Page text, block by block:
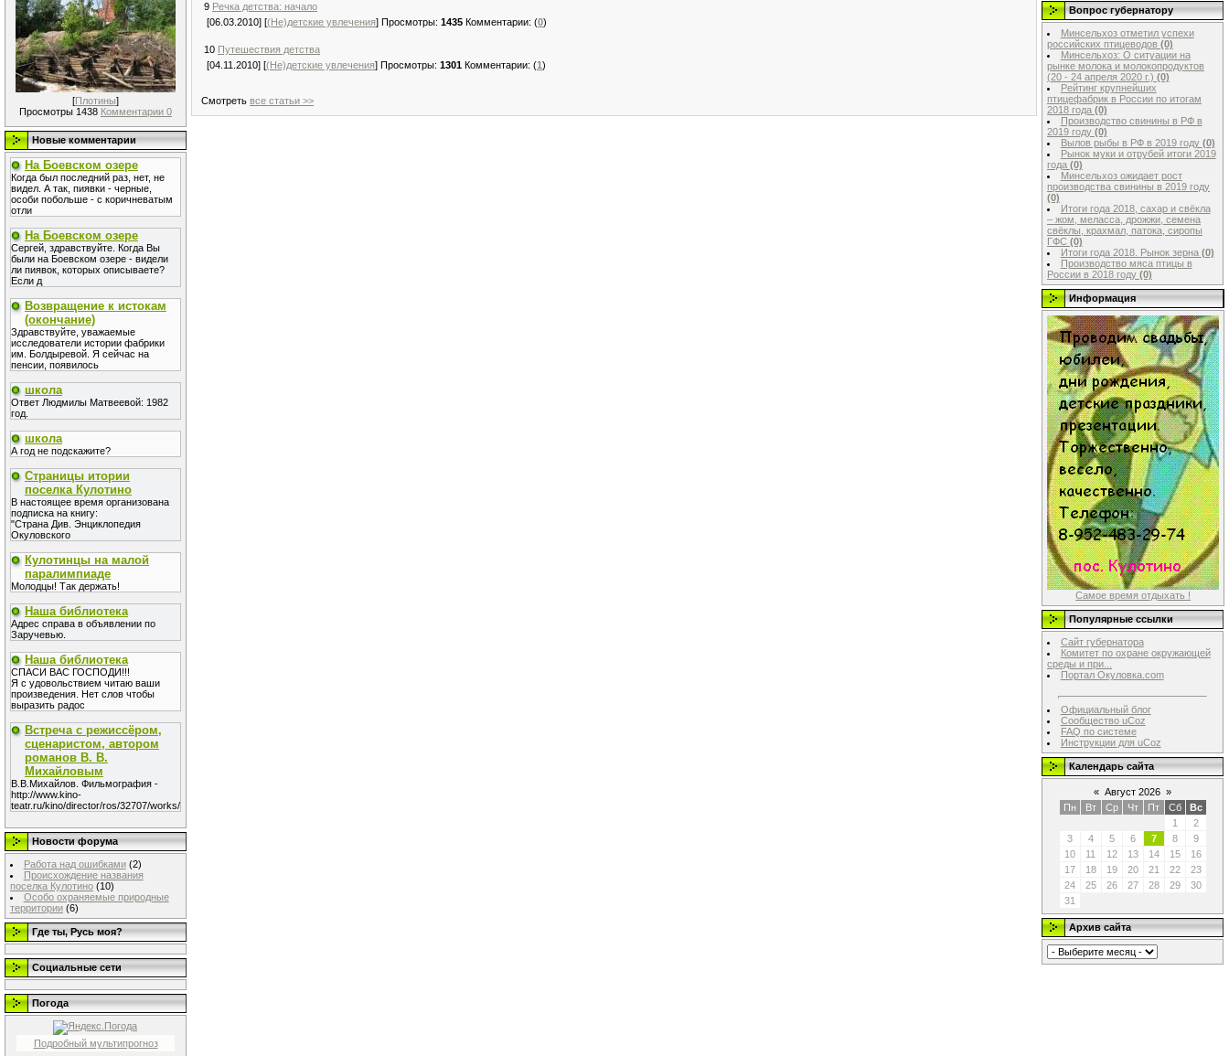
[Плотины]
Просмотры 1438 Комментарии 0
Новые комментарии
На Боевском озере
Когда был последний раз, нет, не
видел. А так, пиявки - черные,
особи побольше - с коричневатым
отли
На Боевском озере
Сергей, здравствуйте. Когда Вы
были на Боевском озере - видели
ли пиявок, которых описываете?
Если д
Возвращение к истокам
(окончание)
Здравствуйте, уважаемые
исследователи истории фабрики
им. Болдыревой. Я сейчас на
пенсии, появилось
школа
Ответ Людмилы Матвеевой: 1982
год.
школа
А год не подскажите?
Страницы итории
поселка Кулотино
В настоящее время организована
подписка на книгу:
"Страна Див. Энциклопедия
Окуловского
Кулотинцы на малой
паралимпиаде
Молодцы! Так держать!
Наша библиотека
Адрес справа в объявлении по
Заручевью.
Наша библиотека
СПАСИ ВАС ГОСПОДИ!!!
Я с удовольствием читаю ваши
произведения. Нет слов чтобы
выразить радос
Встреча с режиссёром,
сценаристом, автором
романов В. В.
Михайловым
В.В.Михайлов. Фильмография -
http://www.kino-
teatr.ru/kino/director/ros/32707/works/
Новости форума
Работа над ошибками (2)
Происхождение названия
поселка Кулотино (10)
Особо охраняемые природные
территории (6)
Где ты, Русь моя?
Социальные сети
Погода
Подробный мультипрогноз
9 Речка детства: начало
[06.03.2010] [(Не)детские увлечения] Просмотры: 1435 Комментарии: (0)
10 Путешествия детства
[04.11.2010] [(Не)детские увлечения] Просмотры: 1301 Комментарии: (1)
Смотреть все статьи >>
Вопрос губернатору
Минсельхоз отметил успехи
российских птицеводов (0)
Минсельхоз: О ситуации на
рынке молока и молокопродуктов
(20 - 24 апреля 2020 г.) (0)
Рейтинг крупнейших
птицефабрик в России по итогам
2018 года (0)
Производство свинины в РФ в
2019 году (0)
Вылов рыбы в РФ в 2019 году (0)
Рынок муки и отрубей итоги 2019
года (0)
Минсельхоз ожидает рост
производства свинины в 2019 году
(0)
Итоги года 2018, сахар и свёкла
– жом, меласса, дрожжи, семена
свёклы, крахмал, патока, сиропы
ГФС (0)
Итоги года 2018. Рынок зерна (0)
Производство мяса птицы в
России в 2018 году (0)
Информация
Самое время отдыхать !
Популярные ссылки
Сайт губернатора
Комитет по охране окружающей
среды и при...
Портал Окуловка.com
Официальный блог
Сообщество uCoz
FAQ по системе
Инструкции для uCoz
Календарь сайта
« Август 2026 »
Пн
Вт Ср Чт Пт Сб
Вс
1
2
3
4 5 6 7 8
9
10
11 12 13 14 15
16
17
18 19 20 21 22
23
24
25 26 27 28 29
30
31
Архив сайта